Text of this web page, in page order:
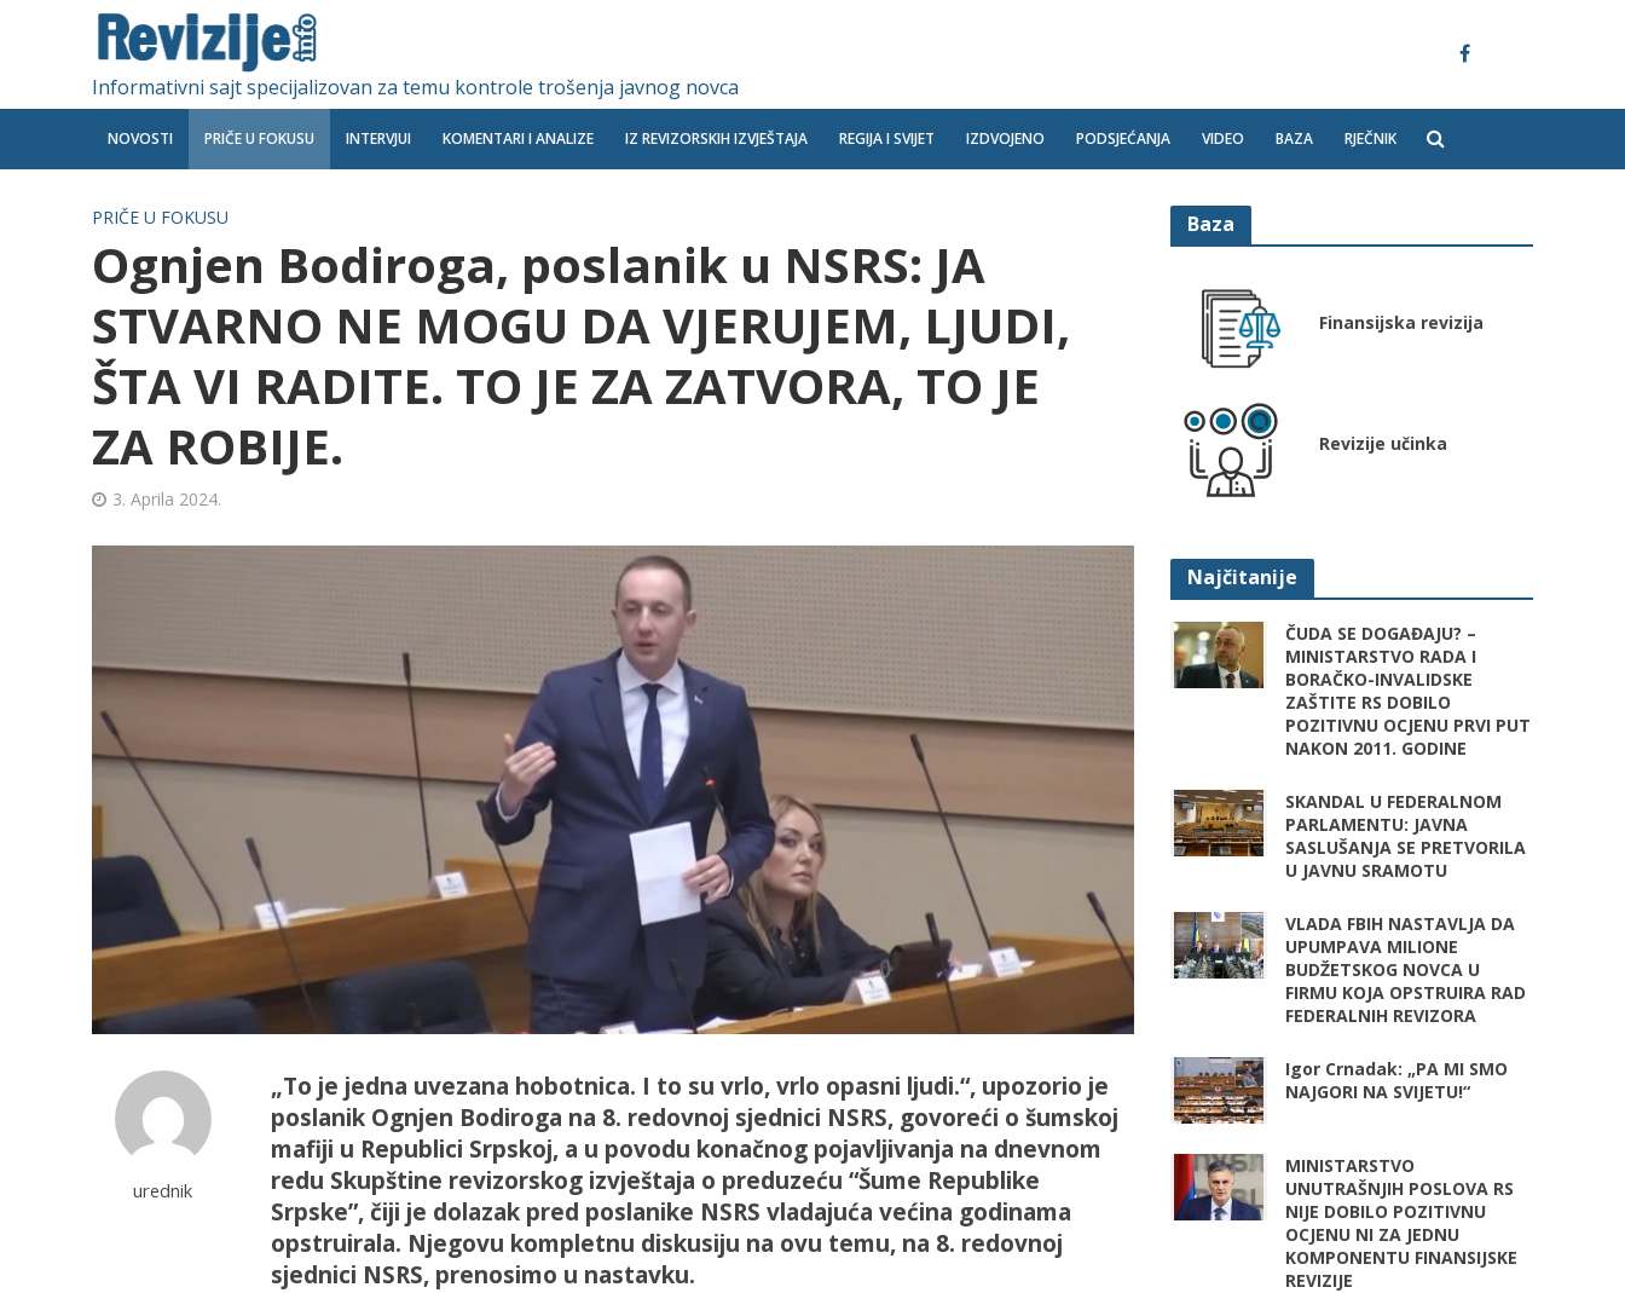
Informativni sajt specijalizovan za temu kontrole trošenja javnog novca
NOVOSTI PRIČE U FOKUSU INTERVJUI KOMENTARI I ANALIZE IZ REVIZORSKIH IZVJEŠTAJA REGIJA I SVIJET IZDVOJENO PODSJEĆANJA VIDEO BAZA RJEČNIK
PRIČE U FOKUSU
Ognjen Bodiroga, poslanik u NSRS: JA
STVARNO NE MOGU DA VJERUJEM, LJUDI,
ŠTA VI RADITE. TO JE ZA ZATVORA, TO JE
ZA ROBIJE.
3. Aprila 2024.
urednik
„To je jedna uvezana hobotnica. I to su vrlo, vrlo opasni ljudi.“, upozorio je
poslanik Ognjen Bodiroga na 8. redovnoj sjednici NSRS, govoreći o šumskoj
mafiji u Republici Srpskoj, a u povodu konačnog pojavljivanja na dnevnom
redu Skupštine revizorskog izvještaja o preduzeću “Šume Republike
Srpske”, čiji je dolazak pred poslanike NSRS vladajuća većina godinama
opstruirala. Njegovu kompletnu diskusiju na ovu temu, na 8. redovnoj
sjednici NSRS, prenosimo u nastavku.
Baza
Finansijska revizija
Revizije učinka
Najčitanije
ČUDA SE DOGAĐAJU? –
MINISTARSTVO RADA I
BORAČKO-INVALIDSKE
ZAŠTITE RS DOBILO
POZITIVNU OCJENU PRVI PUT
NAKON 2011. GODINE
SKANDAL U FEDERALNOM
PARLAMENTU: JAVNA
SASLUŠANJA SE PRETVORILA
U JAVNU SRAMOTU
VLADA FBIH NASTAVLJA DA
UPUMPAVA MILIONE
BUDŽETSKOG NOVCA U
FIRMU KOJA OPSTRUIRA RAD
FEDERALNIH REVIZORA
Igor Crnadak: „PA MI SMO
NAJGORI NA SVIJETU!“
MINISTARSTVO
UNUTRAŠNJIH POSLOVA RS
NIJE DOBILO POZITIVNU
OCJENU NI ZA JEDNU
KOMPONENTU FINANSIJSKE
REVIZIJE